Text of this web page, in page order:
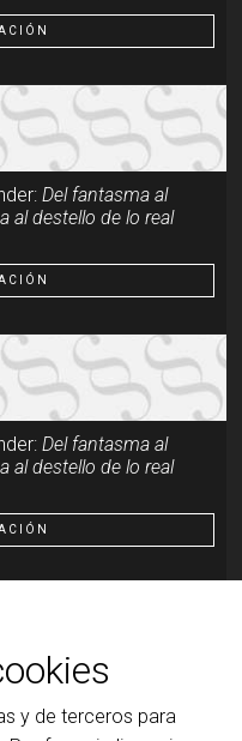
y de terceros para
Del fantasma al
al destello de lo real
Del fantasma al
al destello de lo real
al destello de lo real